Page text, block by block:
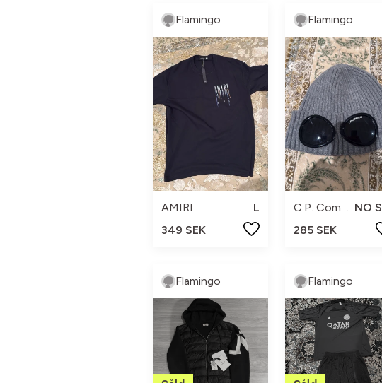
Flamingo
AMIRI
L
349 SEK
Flamingo
285 SEK
Flamingo Flamingo